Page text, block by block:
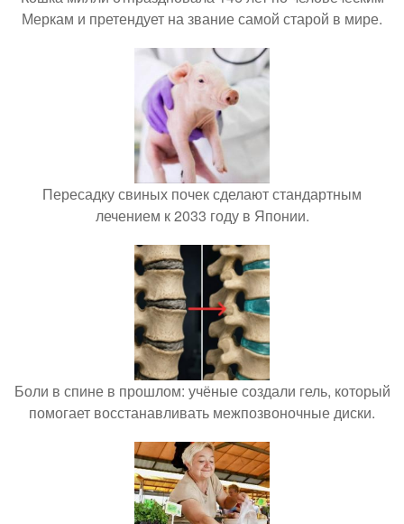
Меркам и претендует на звание самой старой в мире.
Пересадку свиных почек сделают стандартным
лечением к 2033 году в Японии.
Боли в спине в прошлом: учёные создали гель, который
помогает восстанавливать межпозвоночные диски.